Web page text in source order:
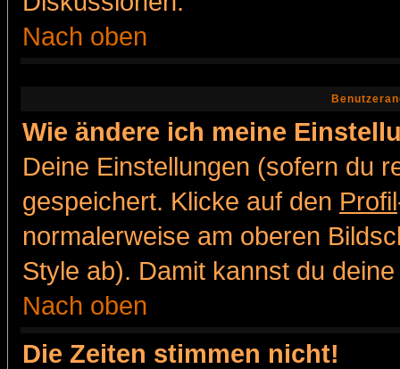
Nach oben
Wie ändere ich meine
Deine Einstellungen (sofern du
gespeichert. Klicke auf den Profil
normalerweise am oberen
Style ab). Damit kannst du
Nach oben
Die Zeiten stimmen nicht!